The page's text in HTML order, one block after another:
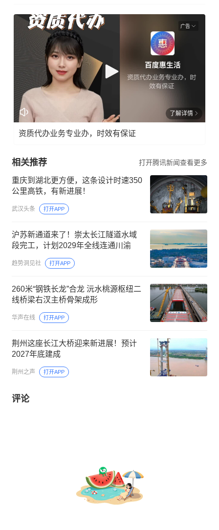
广告
了解详情
资质代办业务专业办，时效有保证
相关推荐 打开腾讯新闻查看更多
重庆到湖北更方便，这条设计时速350
公里高铁，有新进展！
武汉头条 打开APP
沪苏新通道来了！崇太长江隧道水域
段完工，计划2029年全线连通川渝
趋势洞见社 打开APP
260米“钢铁长龙”合龙 沅水桃源枢纽二
线桥梁右汊主桥骨架成形
华声在线 打开APP
荆州这座长江大桥迎来新进展！预计
2027年底建成
荆州之声 打开APP
评论